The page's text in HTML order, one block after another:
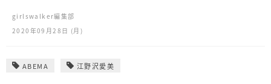
girlswalker編集部
2020年09月28日 (月)
ABEMA 江野沢愛美